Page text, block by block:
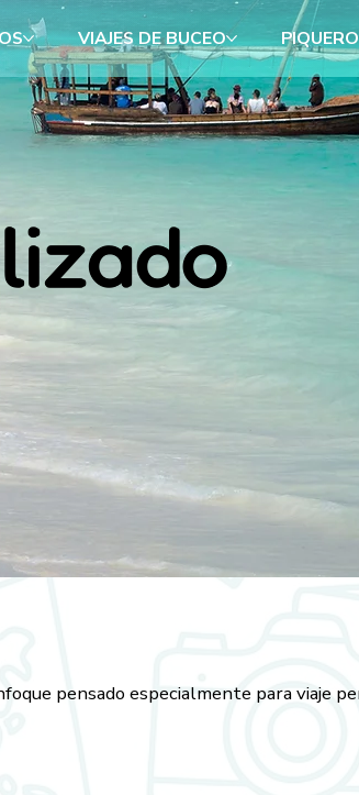
VIAJES DE BUCEO
pensado especialmente para viaje